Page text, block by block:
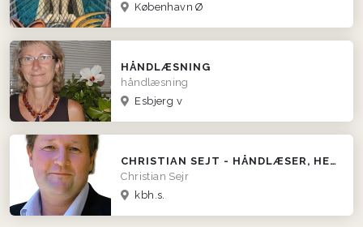
København Ø
HÅNDLÆSNING
håndlæsning
Esbjerg v
CHRISTIAN SEJT - HÅNDLÆSER, HEALER - MEDIE
Christian Sejr
kbh.s.